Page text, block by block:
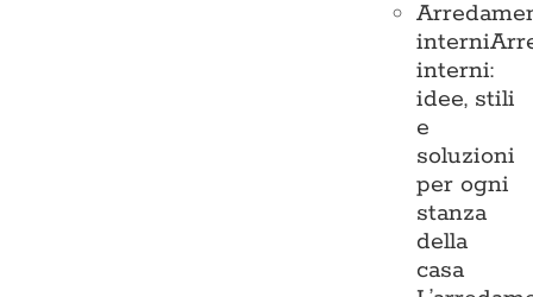
interni
interni:
idee, stili
e
soluzioni
per ogni
stanza
della
casa